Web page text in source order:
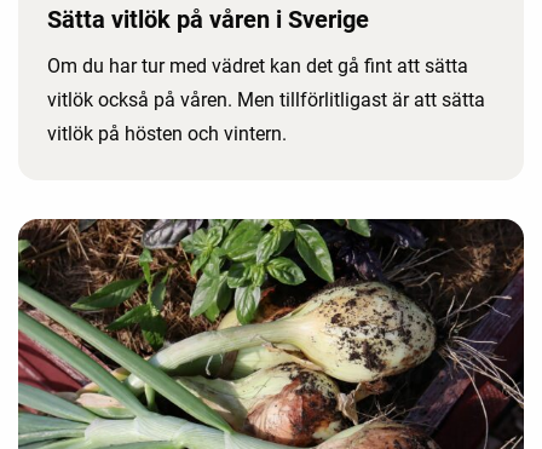
Sätta vitlök på våren i Sverige
Om du har tur med vädret kan det gå fint att sätta
vitlök också på våren. Men tillförlitligast är att sätta
vitlök på hösten och vintern.